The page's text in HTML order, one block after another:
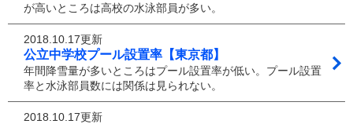
が高いところは高校の水泳部員が多い。
2018.10.17更新
公立中学校プール設置率【東京都】
年間降雪量が多いところはプール設置率が低い。プール設置
率と水泳部員数には関係は見られない。
2018.10.17更新